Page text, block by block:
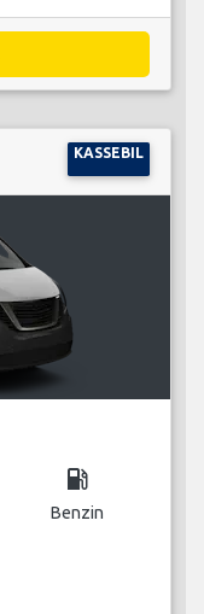
KASSEBIL
local_gas_station
Benzin